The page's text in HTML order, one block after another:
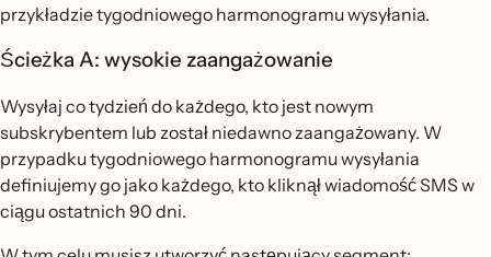
przykładzie tygodniowego harmonogramu wysyłania.
Ścieżka A: wysokie zaangażowanie
Wysyłaj co tydzień do każdego, kto jest nowym
subskrybentem lub został niedawno zaangażowany. W
przypadku tygodniowego harmonogramu wysyłania
definiujemy go jako każdego, kto kliknął wiadomość SMS w
ciągu ostatnich 90 dni.